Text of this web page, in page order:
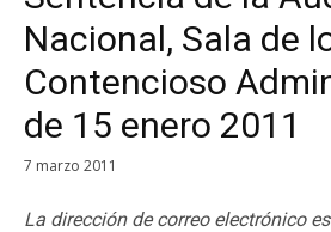
Nacional, Sala de
Contencioso
de 15 enero 2011
7 marzo 2011
La dirección de correo electrónico